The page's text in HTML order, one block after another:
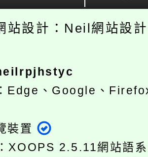
站設計：Neil網站設
Edge、Google、
裝置
XOOPS 2.5.11網站語